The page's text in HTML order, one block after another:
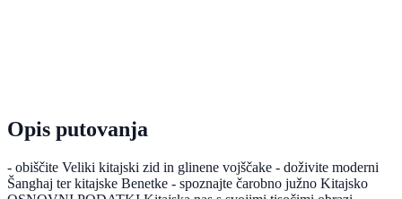
Opis putovanja
- obiščite Veliki kitajski zid in glinene vojščake - doživite moderni
Šanghaj ter kitajske Benetke - spoznajte čarobno južno Kitajsko